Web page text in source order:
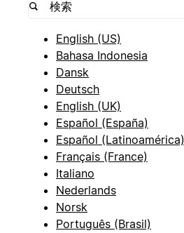
English (US)
Bahasa Indonesia
Dansk
Deutsch
English (UK)
Español (España)
Español (Latinoamérica)
Français (France)
Italiano
Nederlands
Norsk
Português (Brasil)